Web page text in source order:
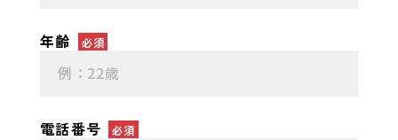
年齢 必須
電話番号 必須